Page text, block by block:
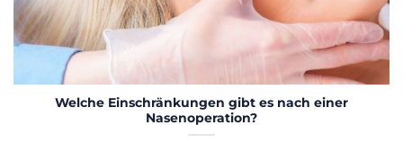
Welche Einschränkungen gibt es nach einer
Nasenoperation?